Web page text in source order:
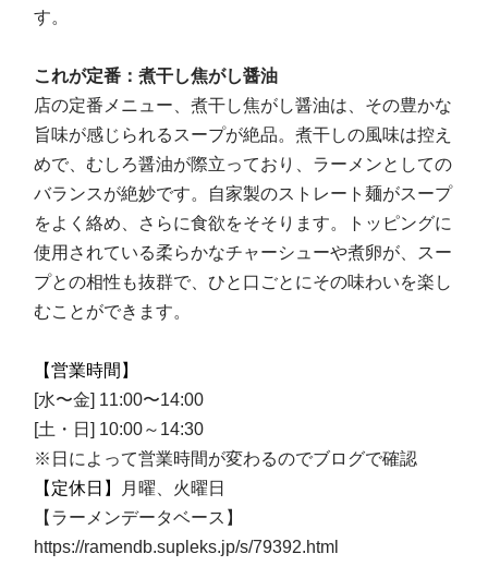
す。
これが定番：煮干し焦がし醤油
店の定番メニュー、煮干し焦がし醤油は、その豊かな
旨味が感じられるスープが絶品。煮干しの風味は控え
めで、むしろ醤油が際立っており、ラーメンとしての
バランスが絶妙です。自家製のストレート麺がスープ
をよく絡め、さらに食欲をそそります。トッピングに
使用されている柔らかなチャーシューや煮卵が、スー
プとの相性も抜群で、ひと口ごとにその味わいを楽し
むことができます。
【営業時間】
[水〜金] 11:00〜14:00
[土・日] 10:00～14:30
※日によって営業時間が変わるのでブログで確認
【定休日】
月曜、火曜日
【ラーメンデータベース】
https://ramendb.supleks.jp/s/79392.html